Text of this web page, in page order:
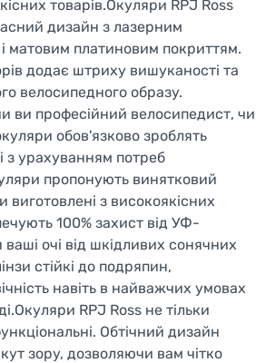
товарів.Окуляри RPJ Ross
дизайн з лазерним
матовим платиновим покриттям.
додає штриху вишуканості та
велосипедного образу.
ви професійний велосипедист, чи
обов'язково зроблять
з урахуванням потреб
пропонують винятковий
виготовлені з високоякісних
100% захист від УФ-
очі від шкідливих сонячних
стійкі до подряпин,
навіть в найважчих умовах
RPJ Ross не тільки
Обтічний дизайн
зору, дозволяючи вам чітко